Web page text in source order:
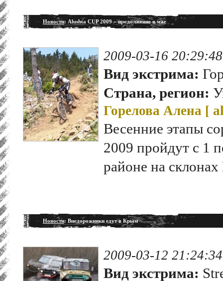
Новости: Alushta CUP 2009 – продолжение в мае
2009-03-16 20:29:48
Вид экстрима:
Страна, регион:
Горелова Алена [
Весенние этапы
2009 пройдут с 1
районе на
Новости: Внедорожники едут в Крым
2009-03-12 21:24:34
Вид экстрима: